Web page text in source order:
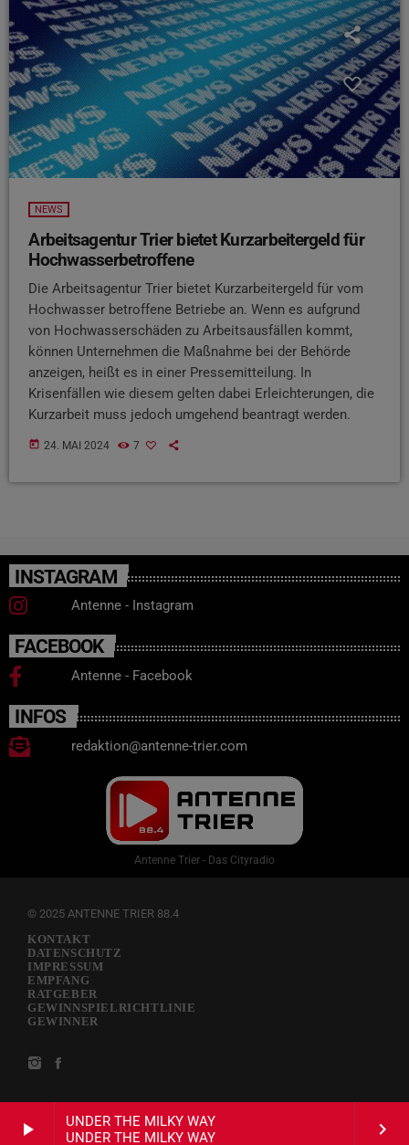
play_arrow
UNDER THE MILKY WAY
UNDER THE MILKY WAY
keyboard_arrow_right
NEWS
Arbeitsagentur Trier bietet Kurzarbeitergeld für
Hochwasserbetroffene
Die Arbeitsagentur Trier bietet Kurzarbeitergeld für vom
Hochwasser betroffene Betriebe an. Wenn es aufgrund
von Hochwasserschäden zu Arbeitsausfällen kommt,
können Unternehmen die Maßnahme bei der Behörde
anzeigen, heißt es in einer Pressemitteilung. In
Krisenfällen wie diesem gelten dabei Erleichterungen, die
Kurzarbeit muss jedoch umgehend beantragt werden.
today 24. MAI 2024 7
INSTAGRAM
Antenne - Instagram
FACEBOOK
Antenne - Facebook
INFOS
redaktion@antenne-trier.com
Antenne Trier - Das Cityradio
© 2025 ANTENNE TRIER 88.4
KONTAKT
DATENSCHUTZ
IMPRESSUM
EMPFANG
RATGEBER
GEWINNSPIELRICHTLINIE
GEWINNER